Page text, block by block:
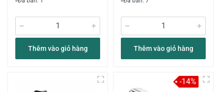
Thêm vào giỏ hàng Thêm vào giỏ hàng
-14%